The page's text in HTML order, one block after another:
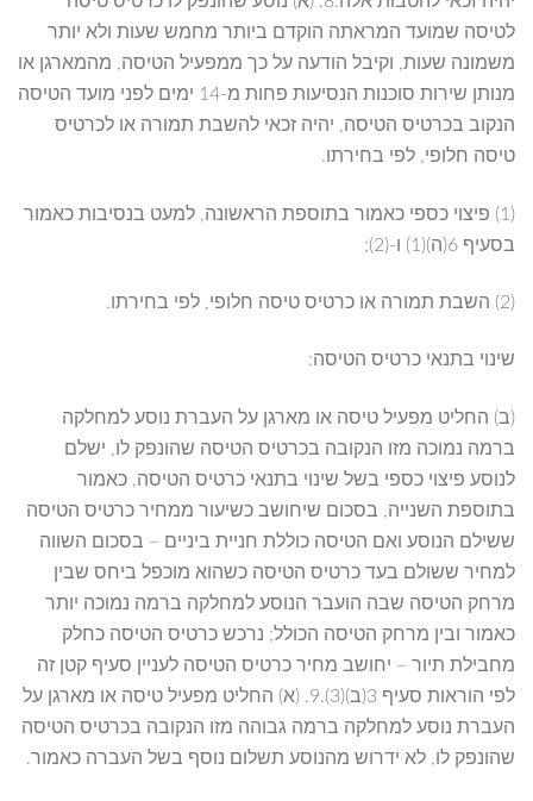
לטיסה שמועד המראתה הוקדם ביותר מחמש שעות ולא יותר
משמונה שעות, וקיבל הודעה על כך ממפעיל הטיסה, מהמארגן או
מנותן שירות סוכנות הנסיעות פחות מ-14 ימים לפני מועד הטיסה
הנקוב בכרטיס הטיסה, יהיה זכאי להשבת תמורה או לכרטיס
טיסה חלופי, לפי בחירתו.
(1) פיצוי כספי כאמור בתוספת הראשונה, למעט בנסיבות כאמור
בסעיף 6(ה)(1) ו-(2);
(2) השבת תמורה או כרטיס טיסה חלופי, לפי בחירתו.
שינוי בתנאי כרטיס הטיסה:
(ב) החליט מפעיל טיסה או מארגן על העברת נוסע למחלקה
ברמה נמוכה מזו הנקובה בכרטיס הטיסה שהונפק לו, ישלם
לנוסע פיצוי כספי בשל שינוי בתנאי כרטיס הטיסה, כאמור
בתוספת השנייה, בסכום שיחושב כשיעור ממחיר כרטיס הטיסה
ששילם הנוסע ואם הטיסה כוללת חניית ביניים – בסכום השווה
למחיר ששולם בעד כרטיס הטיסה כשהוא מוכפל ביחס שבין
מרחק הטיסה שבה הועבר הנוסע למחלקה ברמה נמוכה יותר
כאמור ובין מרחק הטיסה הכולל; נרכש כרטיס הטיסה כחלק
מחבילת תיור – יחושב מחיר כרטיס הטיסה לעניין סעיף קטן זה
לפי הוראות סעיף 3(ב)(3).9. (א) החליט מפעיל טיסה או מארגן על
העברת נוסע למחלקה ברמה גבוהה מזו הנקובה בכרטיס הטיסה
שהונפק לו, לא ידרוש מהנוסע תשלום נוסף בשל העברה כאמור.